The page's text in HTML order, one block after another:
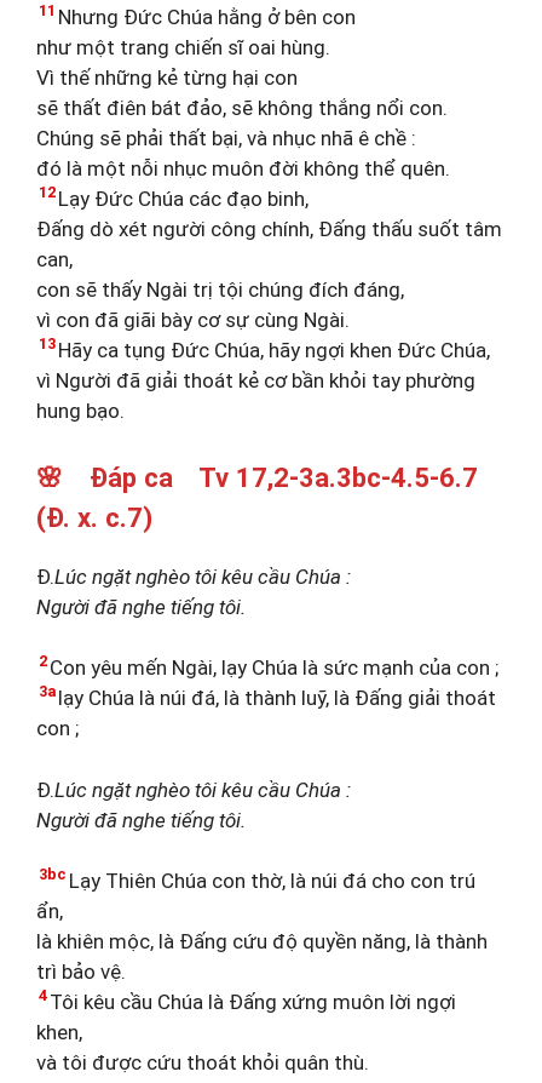
11 Nhưng Đức Chúa hằng ở bên con
như một trang chiến sĩ oai hùng.
Vì thế những kẻ từng hại con
sẽ thất điên bát đảo, sẽ không thắng nổi con.
Chúng sẽ phải thất bại, và nhục nhã ê chề :
đó là một nỗi nhục muôn đời không thể quên.
12 Lạy Đức Chúa các đạo binh,
Đấng dò xét người công chính, Đấng thấu suốt tâm
can,
con sẽ thấy Ngài trị tội chúng đích đáng,
vì con đã giãi bày cơ sự cùng Ngài.
13 Hãy ca tụng Đức Chúa, hãy ngợi khen Đức Chúa,
vì Người đã giải thoát kẻ cơ bần khỏi tay phường
hung bạo.
🌸 Đáp ca Tv 17,2-3a.3bc-4.5-6.7
(Đ. x. c.7)
Đ.Lúc ngặt nghèo tôi kêu cầu Chúa :
Người đã nghe tiếng tôi.
2 Con yêu mến Ngài, lạy Chúa là sức mạnh của con ;
3a lạy Chúa là núi đá, là thành luỹ, là Đấng giải thoát
con ;
Đ.Lúc ngặt nghèo tôi kêu cầu Chúa :
Người đã nghe tiếng tôi.
3bc Lạy Thiên Chúa con thờ, là núi đá cho con trú
ẩn,
là khiên mộc, là Đấng cứu độ quyền năng, là thành
trì bảo vệ.
4 Tôi kêu cầu Chúa là Đấng xứng muôn lời ngợi
khen,
và tôi được cứu thoát khỏi quân thù.